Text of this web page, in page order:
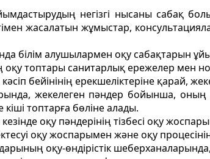
негізгі нысаны сабақ
жасалатын жұмыстар,
білім алушылармен оқу сабақтарын
оқу топтары санитарлық ережелер мен
бейiнiнiң ерекшелiктерiне қарай,
жекелеген пәндер бойынша,
кішi топтарға бөлiне алады.
оқу пәндерiнiң тiзбесi оқу
оқу жоспарымен және оқу
оқу-өндiрiстiк